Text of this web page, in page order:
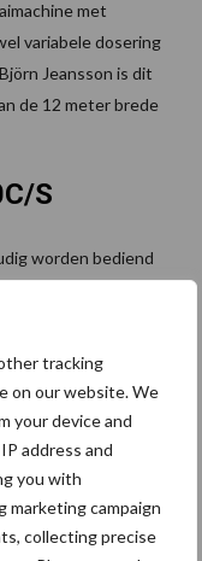
tracking
on our website. We
your device and
address and
you with
marketing campaign
collecting precise
met
variabele dosering
Jeansson is dit
de 12 meter brede
S
worden bediend
De
Vanaf eind 2022 kan